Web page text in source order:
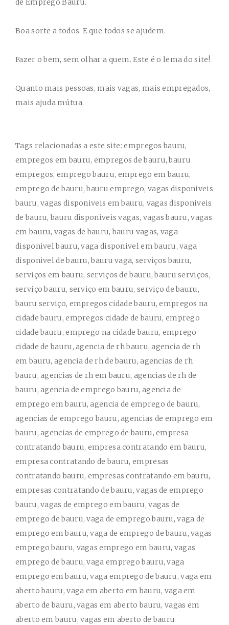
de Emprego Bauru.
Boa sorte a todos. E que todos se ajudem.
Fazer o bem, sem olhar a quem. Este é o lema do site!
Quanto mais pessoas, mais vagas, mais empregados,
mais ajuda mútua.
Tags relacionadas a este site: empregos bauru,
empregos em bauru, empregos de bauru, bauru
empregos, emprego bauru, emprego em bauru,
emprego de bauru, bauru emprego, vagas disponiveis
bauru, vagas disponiveis em bauru, vagas disponiveis
de bauru, bauru disponiveis vagas, vagas bauru, vagas
em bauru, vagas de bauru, bauru vagas, vaga
disponivel bauru, vaga disponivel em bauru, vaga
disponivel de bauru, bauru vaga, serviços bauru,
serviços em bauru, serviços de bauru, bauru serviços,
serviço bauru, serviço em bauru, serviço de bauru,
bauru serviço, empregos cidade bauru, empregos na
cidade bauru, empregos cidade de bauru, emprego
cidade bauru, emprego na cidade bauru, emprego
cidade de bauru, agencia de rh bauru, agencia de rh
em bauru, agencia de rh de bauru, agencias de rh
bauru, agencias de rh em bauru, agencias de rh de
bauru, agencia de emprego bauru, agencia de
emprego em bauru, agencia de emprego de bauru,
agencias de emprego bauru, agencias de emprego em
bauru, agencias de emprego de bauru, empresa
contratando bauru, empresa contratando em bauru,
empresa contratando de bauru, empresas
contratando bauru, empresas contratando em bauru,
empresas contratando de bauru, vagas de emprego
bauru, vagas de emprego em bauru, vagas de
emprego de bauru, vaga de emprego bauru, vaga de
emprego em bauru, vaga de emprego de bauru, vagas
emprego bauru, vagas emprego em bauru, vagas
emprego de bauru, vaga emprego bauru, vaga
emprego em bauru, vaga emprego de bauru, vaga em
aberto bauru, vaga em aberto em bauru, vaga em
aberto de bauru, vagas em aberto bauru, vagas em
aberto em bauru, vagas em aberto de bauru